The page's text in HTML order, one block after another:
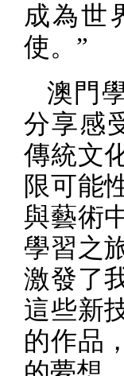
成為世
使。”
澳門
分享感
傳統文
限可能
與藝術
學習之
激發了
這些新
的作品